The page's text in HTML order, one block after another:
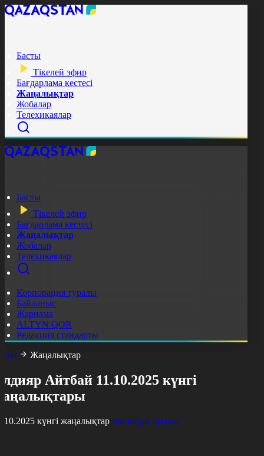
Басты
Тікелей эфир
Бағдарлама кестесі
Жаңалықтар
Жобалар
Телехикаялар
Басты
Тікелей эфир
Бағдарлама кестесі
Жаңалықтар
Жобалар
Телехикаялар
Корпорация туралы
Байланыс
Жарнама
ALTYN QOR
Редакция стандарты
Жаңалықтар
Айтбай 11.10.2025 күнгі
күнгі жаңалықтар Фильтрді тазалау